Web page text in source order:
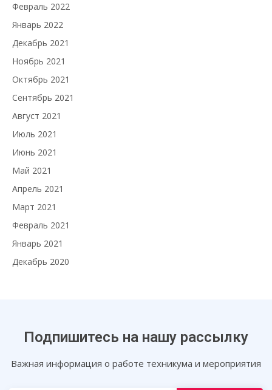
Февраль 2022
Январь 2022
Декабрь 2021
Ноябрь 2021
Октябрь 2021
Сентябрь 2021
Август 2021
Июль 2021
Июнь 2021
Май 2021
Апрель 2021
Март 2021
Февраль 2021
Январь 2021
Декабрь 2020
Подпишитесь на нашу рассылку
Важная информация о работе техникума и мероприятия